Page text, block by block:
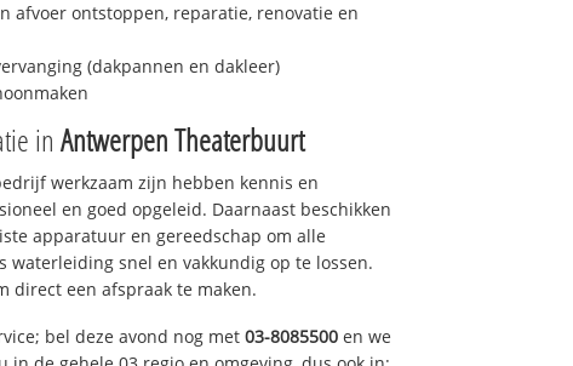
afvoer ontstoppen, reparatie, renovatie en
(dakpannen en dakleer)
in Antwerpen Theaterbuurt
werkzaam zijn hebben kennis en
en goed opgeleid. Daarnaast beschikken
apparatuur en gereedschap om alle
waterleiding snel en vakkundig op te lossen.
direct een afspraak te maken.
bel deze avond nog met 03-8085500 en we